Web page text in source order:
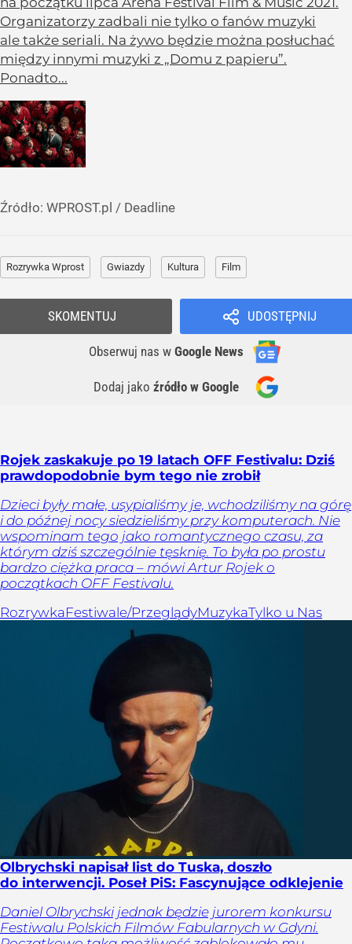
Organizatorzy zadbali nie tylko o fanów muzyki
ale także seriali. Na żywo będzie można posłuchać
między innymi muzyki z „Domu z papieru”.
Ponadto...
Źródło: WPROST.pl / Deadline
Rozrywka Wprost Gwiazdy Kultura Film
UDOSTĘPNIJ
Obserwuj nas w Google News
Dodaj jako źródło w Google
SKOMENTUJ
Rojek zaskakuje po 19 latach OFF Festivalu: Dziś
prawdopodobnie bym tego nie zrobił
Dzieci były małe, usypialiśmy je, wchodziliśmy na górę
i do późnej nocy siedzieliśmy przy komputerach. Nie
wspominam tego jako romantycznego czasu, za
którym dziś szczególnie tęsknię. To była po prostu
bardzo ciężka praca – mówi Artur Rojek o
początkach OFF Festivalu.
RozrywkaFestiwale/PrzeglądyMuzykaTylko u Nas
Olbrychski napisał list do Tuska, doszło
do interwencji. Poseł PiS: Fascynujące odklejenie
Daniel Olbrychski jednak będzie jurorem konkursu
Festiwalu Polskich Filmów Fabularnych w Gdyni.